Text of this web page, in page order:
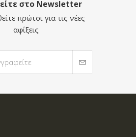
στο Newsletter
πρώτοι για τις νέες
αφίξεις